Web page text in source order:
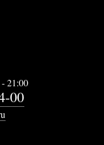
21:00
00